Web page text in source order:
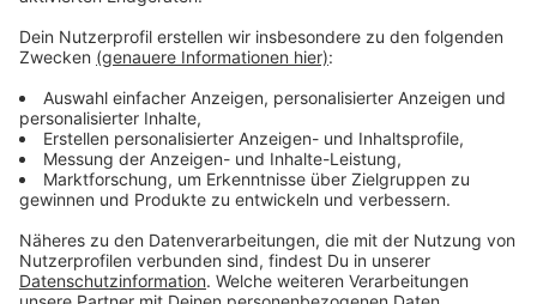
Anzeige
Die einen haben gefeiert, die anderen hätten gerne
etwas gefeiert und wieder andere haben sich selbst
entlassen, bevor es andere tun. Deutschland hat
gewählt - Friedrich Merz muss jetzt irgendwie eine
funktionierende Regierung auf die Beine stellen. Und
wenn wir doch eins aus den ganzen Schul- und
Kindergarten-Gruppen gelernt haben, organisieren geht
am besten mit einer WhatsApp-Gruppe.